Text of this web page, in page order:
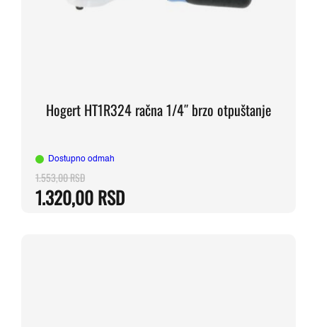
Hogert HT1R324 račna 1/4″ brzo otpuštanje
Dostupno odmah
1.553,00RSDOriginalna
cena
1.320,00RSD
Trenutna
cena